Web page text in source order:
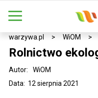
warzywa.pl > WiOM >
Rolnictwo
Data: 12 sierpnia 2021
Autor: WiOM